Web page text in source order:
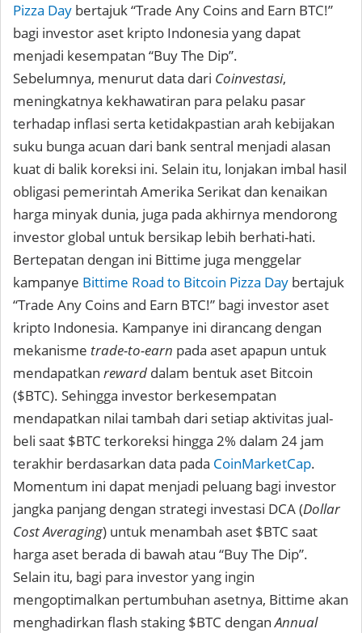
Pizza Day bertajuk “Trade Any Coins and Earn BTC!”
bagi investor aset kripto Indonesia yang dapat
menjadi kesempatan “Buy The Dip”.
Sebelumnya, menurut data dari Coinvestasi,
meningkatnya kekhawatiran para pelaku pasar
terhadap inflasi serta ketidakpastian arah kebijakan
suku bunga acuan dari bank sentral menjadi alasan
kuat di balik koreksi ini. Selain itu, lonjakan imbal hasil
obligasi pemerintah Amerika Serikat dan kenaikan
harga minyak dunia, juga pada akhirnya mendorong
investor global untuk bersikap lebih berhati-hati.
Bertepatan dengan ini Bittime juga menggelar
kampanye Bittime Road to Bitcoin Pizza Day bertajuk
“Trade Any Coins and Earn BTC!” bagi investor aset
kripto Indonesia. Kampanye ini dirancang dengan
mekanisme trade-to-earn pada aset apapun untuk
mendapatkan reward dalam bentuk aset Bitcoin
($BTC). Sehingga investor berkesempatan
mendapatkan nilai tambah dari setiap aktivitas jual-
beli saat $BTC terkoreksi hingga 2% dalam 24 jam
terakhir berdasarkan data pada CoinMarketCap.
Momentum ini dapat menjadi peluang bagi investor
jangka panjang dengan strategi investasi DCA (Dollar
Cost Averaging) untuk menambah aset $BTC saat
harga aset berada di bawah atau “Buy The Dip”.
Selain itu, bagi para investor yang ingin
mengoptimalkan pertumbuhan asetnya, Bittime akan
menghadirkan flash staking $BTC denganAnnual